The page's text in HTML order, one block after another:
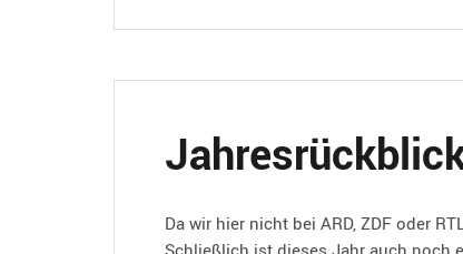
Da wir hier nicht bei ARD, ZDF oder